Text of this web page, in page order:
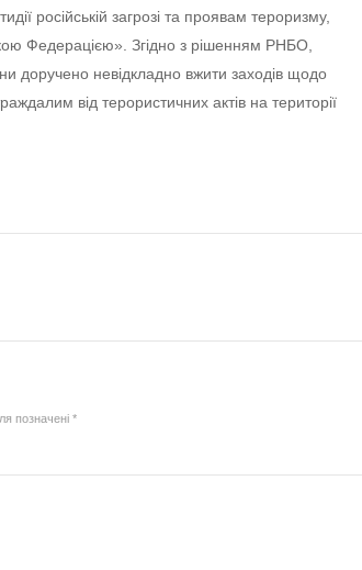
російській загрозі та проявам тероризму,
Федерацією». Згідно з рішенням РНБО,
доручено невідкладно вжити заходів щодо
від терористичних актів на території
позначені *